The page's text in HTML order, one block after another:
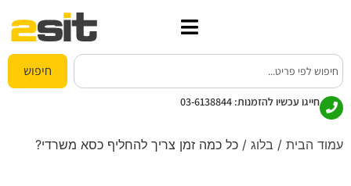
חיפוש
חייגו עכשיו להזמנות: 03-6138844
עמוד הבית / בלוג / כל כמה זמן צריך להחליף כסא משרדי?